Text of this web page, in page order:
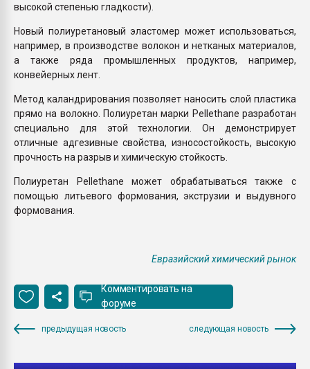
высокой степенью гладкости).
Новый полиуретановый эластомер может использоваться,
например, в производстве волокон и нетканых материалов,
а также ряда промышленных продуктов, например,
конвейерных лент.
Метод каландрирования позволяет наносить слой пластика
прямо на волокно. Полиуретан марки Pellethane разработан
специально для этой технологии. Он демонстрирует
отличные адгезивные свойства, износостойкость, высокую
прочность на разрыв и химическую стойкость.
Полиуретан Pellethane может обрабатываться также с
помощью литьевого формования, экструзии и выдувного
формования.
Евразийский химический рынок
Комментировать на
форуме
предыдущая новость следующая новость